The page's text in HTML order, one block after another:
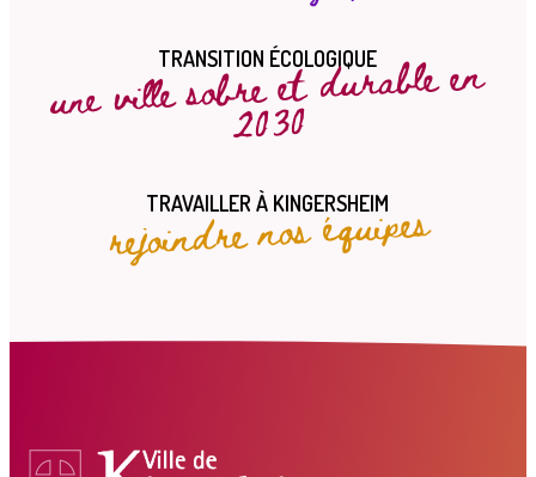
TRANSITION ÉCOLOGIQUE
une ville sobre et durable en
2030
TRAVAILLER À KINGERSHEIM
rejoindre nos équipes